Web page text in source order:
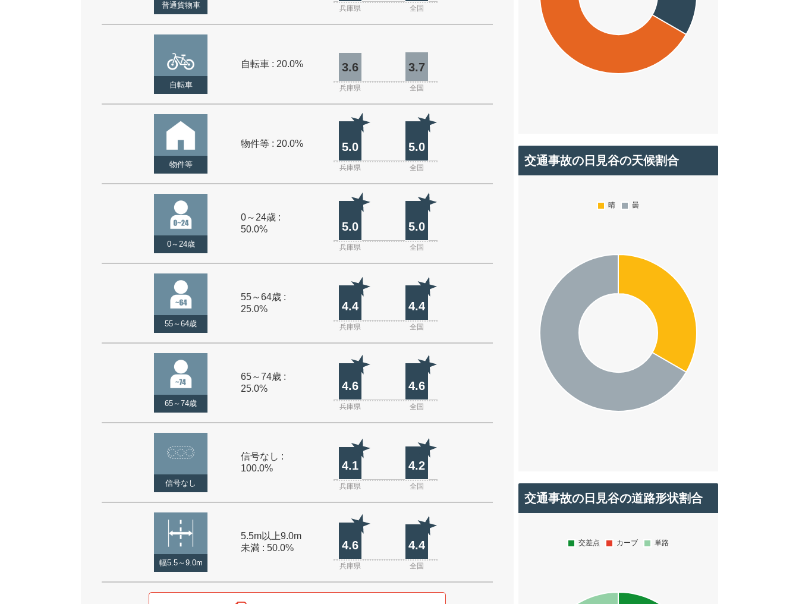
普通貨物車 兵庫県 全国
自転車
自転車 : 20.0% 3.6 3.7
兵庫県 全国
物件等
物件等 : 20.0% 5.0 5.0
兵庫県 全国
0～24歳
0～24歳 :
50.0%
5.0 5.0
兵庫県 全国
55～64歳
55～64歳 :
25.0%
4.4 4.4
兵庫県 全国
65～74歳
65～74歳 :
25.0%
4.6 4.6
兵庫県 全国
信号なし
信号なし :
100.0%
4.1 4.2
兵庫県 全国
幅5.5～9.0m
5.5m以上9.0m
未満 : 50.0%
4.6 4.4
兵庫県 全国
交通事故の日見谷の天候割合
交通事故の日見谷の道路形状割合